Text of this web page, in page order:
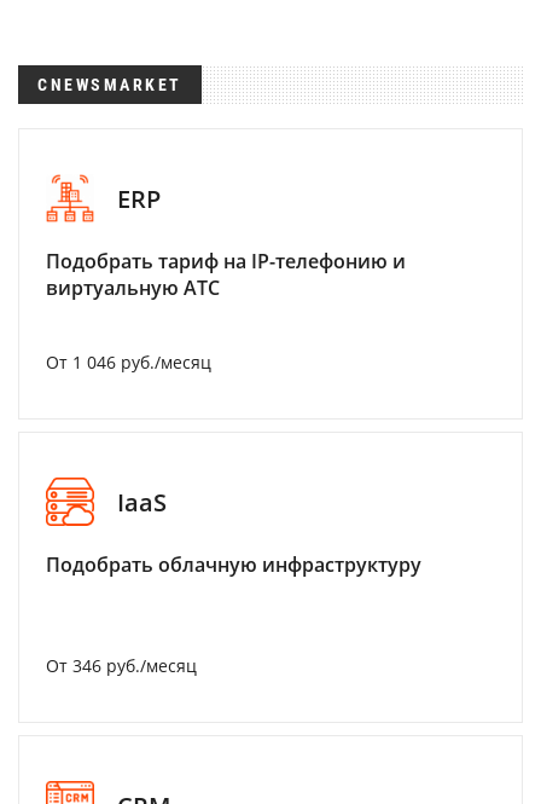
CNEWSMARKET
ERP
Подобрать тариф на IP-телефонию и
виртуальную АТС
От 1 046 руб./месяц
IaaS
Подобрать облачную инфраструктуру
От 346 руб./месяц